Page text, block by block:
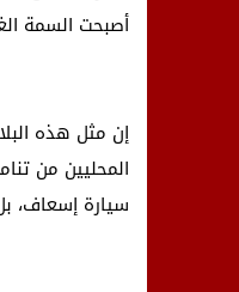
أصبحت السمة
إن مثل هذه
المحليين من
سيارة إسعاف،